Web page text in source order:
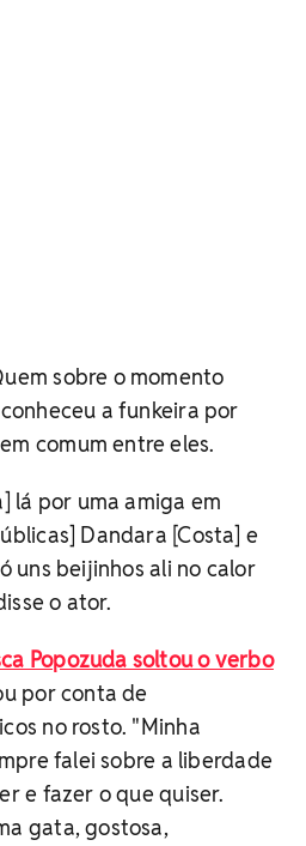
sobre o momento
a funkeira por
comum entre eles.
lá por uma amiga em
Dandara [Costa] e
uns beijinhos ali no calor
o ator.
Popozuda soltou o verbo
por conta de
no rosto. "Minha
falei sobre a liberdade
e fazer o que quiser.
gata, gostosa,